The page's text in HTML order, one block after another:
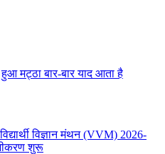
मट्ठा बार-बार याद आता है
विज्ञान मंथन (VVM) 2026-
शुरू